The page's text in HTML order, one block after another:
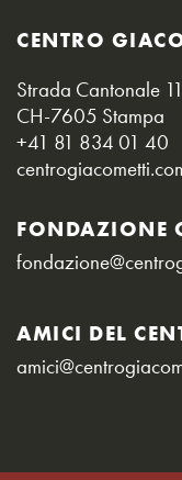
CENTRO
Strada Cantonale
CH-7605 Stampa
+41 81 834 01 40
FONDAZIONE
AMICI DEL